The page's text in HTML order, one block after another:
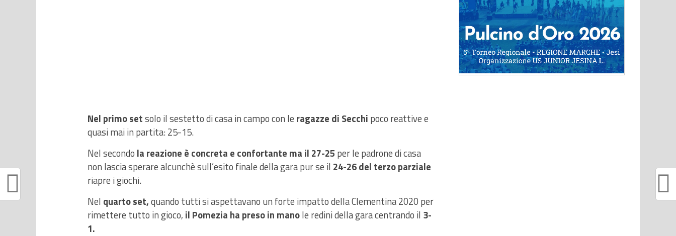
Nel primo setsolo il sestetto di casa in campo con le ragazze di Secchi poco reattive e
quasi mai in partita: 25-15.
Nel secondo la reazione è concreta e confortante ma il 27-25 per le padrone di casa
non lascia sperare alcunchè sull’esito finale della gara pur se il 24-26 del terzo parziale
riapre i giochi.
Nel quarto set,quando tutti si aspettavano un forte impatto della Clementina 2020 per
rimettere tutto in gioco, il Pomezia ha preso in manole redini della gara centrando il 3-
1.